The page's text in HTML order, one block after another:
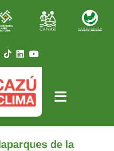
de la